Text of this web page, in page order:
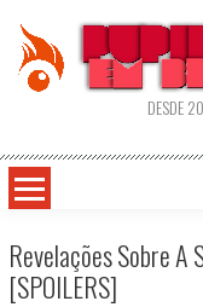
content
DESDE
Revelações Sobre A
[SPOILERS]